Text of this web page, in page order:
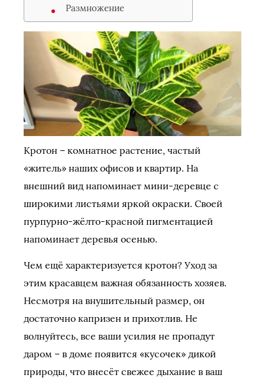
Размножение
Кротон – комнатное растение, частый
«житель» наших офисов и квартир. На
внешний вид напоминает мини-деревце с
широкими листьями яркой окраски. Своей
пурпурно-жёлто-красной пигментацией
напоминает деревья осенью.
Чем ещё характеризуется кротон? Уход за
этим красавцем важная обязанность хозяев.
Несмотря на внушительный размер, он
достаточно капризен и прихотлив. Не
волнуйтесь, все ваши усилия не пропадут
даром – в доме появится «кусочек» дикой
природы, что внесёт свежее дыхание в ваш